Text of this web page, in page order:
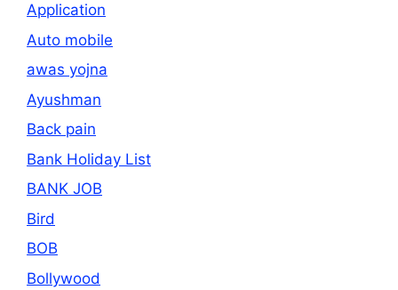
Application
Auto mobile
awas yojna
Ayushman
Back pain
Bank Holiday List
BANK JOB
Bird
BOB
Bollywood